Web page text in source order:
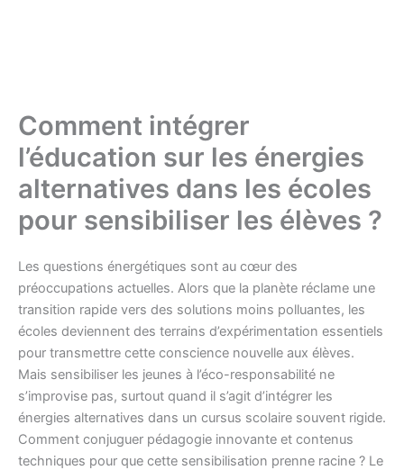
Comment intégrer
l’éducation sur les énergies
alternatives dans les écoles
pour sensibiliser les élèves ?
Les questions énergétiques sont au cœur des
préoccupations actuelles. Alors que la planète réclame une
transition rapide vers des solutions moins polluantes, les
écoles deviennent des terrains d’expérimentation essentiels
pour transmettre cette conscience nouvelle aux élèves.
Mais sensibiliser les jeunes à l’éco-responsabilité ne
s’improvise pas, surtout quand il s’agit d’intégrer les
énergies alternatives dans un cursus scolaire souvent rigide.
Comment conjuguer pédagogie innovante et contenus
techniques pour que cette sensibilisation prenne racine ? Le